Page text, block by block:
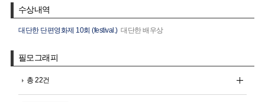
수상내역
대단한 단편영화제 10회 (festival.) 대단한 배우상
필모그래피
총 22건